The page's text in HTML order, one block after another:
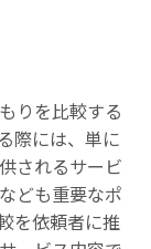
りを比較する
際には、単に
されるサービ
ども重要なポ
を依頼者に推